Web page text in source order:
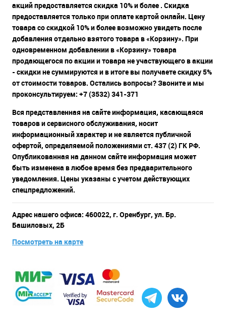
акций предоставляется скидка 10% и более . Скидка
предоставляется только при оплате картой онлайн. Цену
товара со скидкой 10% и более возможно увидеть после
добавления отдельно взятого товара в «Корзину». При
одновременном добавлении в «Корзину» товара
продающегося по акции и товара не участвующего в акции
- скидки не суммируются и в итоге вы получаете скидку 5%
от стоимости товаров. Остались вопросы? Звоните и мы
проконсультируем: +7 (3532) 341-371
Вся представленная на сайте информация, касающаяся
товаров и сервисного обслуживания, носит
информационный характер и не является публичной
офертой, определяемой положениями ст. 437 (2) ГК РФ.
Опубликованная на данном сайте информация может
быть изменена в любое время без предварительного
уведомления. Цены указаны с учетом действующих
спецпредложений.
Адрес нашего офиса: 460022, г. Оренбург, ул. Бр.
Башиловых, 2Б
Посмотреть на карте